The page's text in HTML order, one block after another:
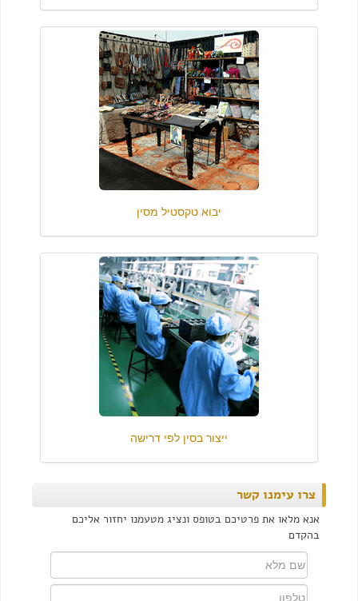
יבוא טקסטיל מסין
ייצור בסין לפי דרישה
צרו עימנו קשר
אנא מלאו את פרטיכם בטופס ונציג מטעמנו יחזור אליכם
בהקדם